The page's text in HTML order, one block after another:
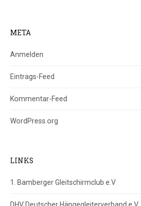
META
Anmelden
Eintrags-Feed
Kommentar-Feed
WordPress.org
LINKS
1. Bamberger Gleitschirmclub e.V
DHV Deutscher Hängegleiterverband e.V.